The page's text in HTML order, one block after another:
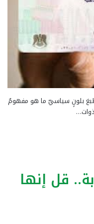
بلونٍ سياسيّ ما هو مفهومٌ
قل إنها